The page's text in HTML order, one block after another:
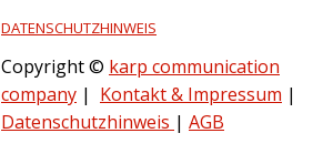
DATENSCHUTZHINWEIS
Copyright © karp communication
company | Kontakt & Impressum |
Datenschutzhinweis | AGB